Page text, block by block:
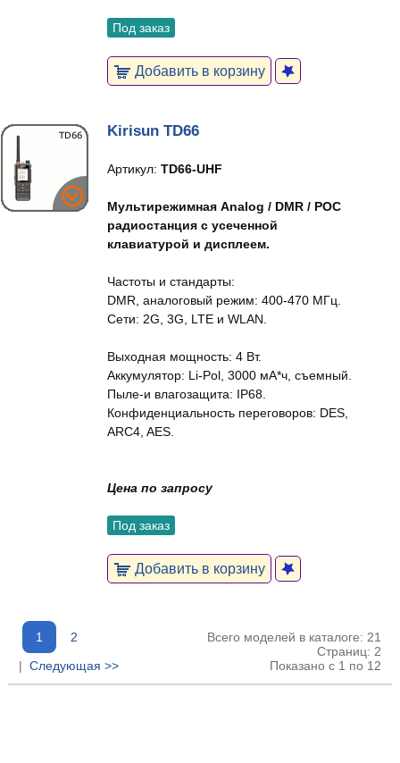
Под заказ
Добавить в корзину
Kirisun TD66
Артикул: TD66-UHF
Мультирежимная Analog / DMR / POC
радиостанция с усеченной
клавиатурой и дисплеем.
Частоты и стандарты:
DMR, аналоговый режим: 400-470 МГц.
Сети: 2G, 3G, LTE и WLAN.
Выходная мощность: 4 Вт.
Аккумулятор: Li-Pol, 3000 мА*ч, съемный.
Пыле-и влагозащита: IP68.
Конфиденциальность переговоров: DES,
ARC4, AES.
Цена по запросу
Под заказ
Добавить в корзину
1
2
| Следующая >>
Всего моделей в каталоге: 21
Страниц: 2
Показано с 1 по 12